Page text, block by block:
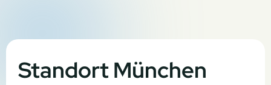
Standort München